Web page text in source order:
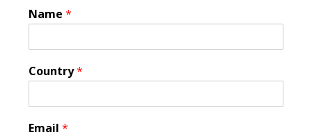
Name *
Country*
Email *